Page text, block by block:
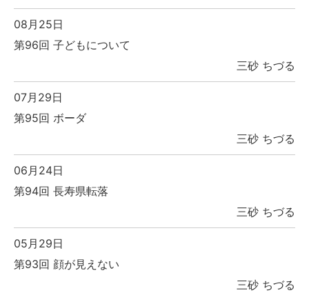
08月25日
第96回 子どもについて
三砂 ちづる
07月29日
第95回 ボーダ
三砂 ちづる
06月24日
第94回 長寿県転落
三砂 ちづる
05月29日
第93回 顔が見えない
三砂 ちづる